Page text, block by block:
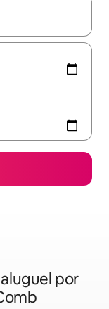
explore-os
por